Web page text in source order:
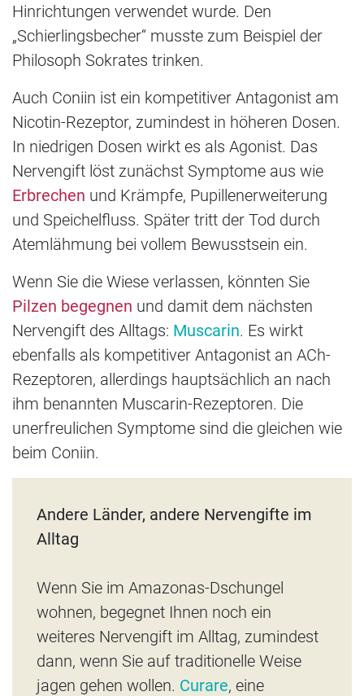
Hinrichtungen verwendet wurde. Den
„Schierlingsbecher“ musste zum Beispiel der
Philosoph Sokrates trinken.
Auch Coniin ist ein kompetitiver Antagonist am
Nicotin-Rezeptor, zumindest in höheren Dosen.
In niedrigen Dosen wirkt es als Agonist. Das
Nervengift löst zunächst Symptome aus wie
Erbrechen und Krämpfe, Pupillenerweiterung
und Speichelfluss. Später tritt der Tod durch
Atemlähmung bei vollem Bewusstsein ein.
Wenn Sie die Wiese verlassen, könnten Sie
Pilzen begegnen und damit dem nächsten
Nervengift des Alltags: Muscarin. Es wirkt
ebenfalls als kompetitiver Antagonist an ACh-
Rezeptoren, allerdings hauptsächlich an nach
ihm benannten Muscarin-Rezeptoren. Die
unerfreulichen Symptome sind die gleichen wie
beim Coniin.
Andere Länder, andere Nervengifte im
Alltag
Wenn Sie im Amazonas-Dschungel
wohnen, begegnet Ihnen noch ein
weiteres Nervengift im Alltag, zumindest
dann, wenn Sie auf traditionelle Weise
jagen gehen wollen. Curare, eine